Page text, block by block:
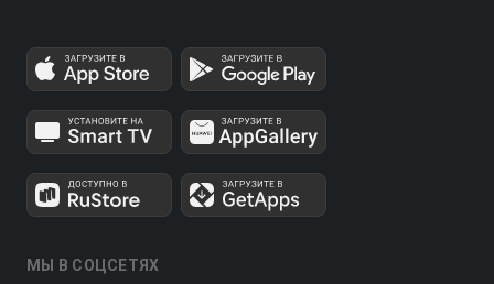
МЫ В СОЦСЕТЯХ